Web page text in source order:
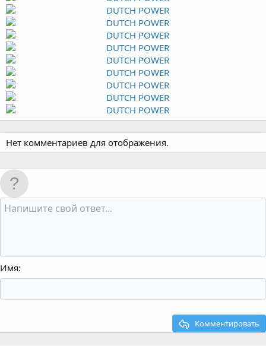
Нет комментариев для отображения.
Имя
Комментировать